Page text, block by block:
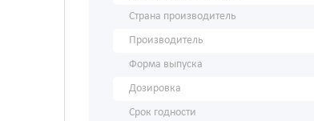
Страна производитель
Производитель
Форма выпуска
Дозировка
Срок годности